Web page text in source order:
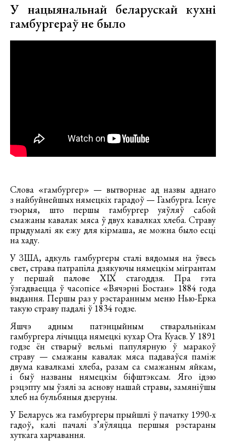
У нацыянальнай беларускай кухні
гамбургераў не было
Слова «гамбургер» — вытворнае ад назвы аднаго
з найбуйнейшых нямецкіх гарадоў — Гамбурга. Існуе
тэорыя, што першы гамбургер уяўляў сабой
смажаны кавалак мяса ў двух кавалках хлеба. Страву
прыдумалі як ежу для кірмаша, яе можна было есці
на хаду.
У ЗША, адкуль гамбургеры сталі вядомыя на ўвесь
свет, страва патрапіла дзякуючы нямецкім мігрантам
у першай палове ХІХ стагоддзя. Пра гэта
ўзгадваецца ў часопісе «Вячэрні Бостан» 1884 года
выдання. Першы раз у рэстаранным меню Нью-Ёрка
такую страву падалі ў 1834 годзе.
Яшчэ адным патэнцыйным стваральнікам
гамбургера лічыцца нямецкі кухар Ота Куасв. У 1891
годзе ён стварыў вельмі папулярную ў маракоў
страву — смажаны кавалак мяса падаваўся паміж
двума кавалкамі хлеба, разам са смажаным яйкам,
і быў названы нямецкім біфштэксам. Яго ідэю
рэцэпту мы ўзялі за аснову нашай стравы, замяніўшы
хлеб на бульбяныя дзеруны.
У Беларусь жа гамбургеры прыйшлі ў пачатку 1990-х
гадоў, калі пачалі з’яўляцца першыя рэстараны
хуткага харчавання.